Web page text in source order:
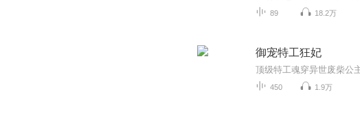
89 18.2万
御宠特工狂妃
450 1.9万